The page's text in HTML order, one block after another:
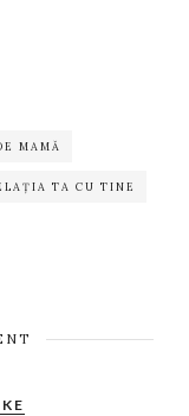
MAMĂ
TA CU TINE